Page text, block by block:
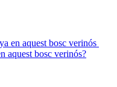
aquest bosc verinós?